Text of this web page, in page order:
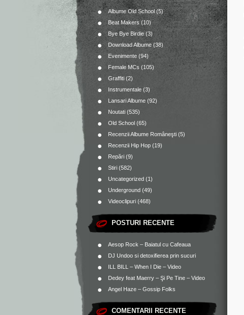
Albume Old School(5)
Beat Makers(10)
Bye Bye Birdie(3)
Download Albume (38)
Evenimente (94)
Female MCs (105)
Graffiti (2)
Instrumentale (3)
Lansari Albume (92)
Noutati (535)
Old School (65)
Recenzii Albume Româneşti (5)
Recenzii Hip Hop (19)
Repări (9)
Stiri (582)
Uncategorized (1)
Underground (49)
Videoclipuri (468)
POSTURI RECENTE
Aesop Rock – Baiatul cu Cafeaua
DJ Undoo si detoxifierea prin sucuri
ILL BILL – When I Die – Video
Dedey feat Maerry – Şi Pe Tine – Video
Angel Haze – Gossip Folks
COMENTARII RECENTE